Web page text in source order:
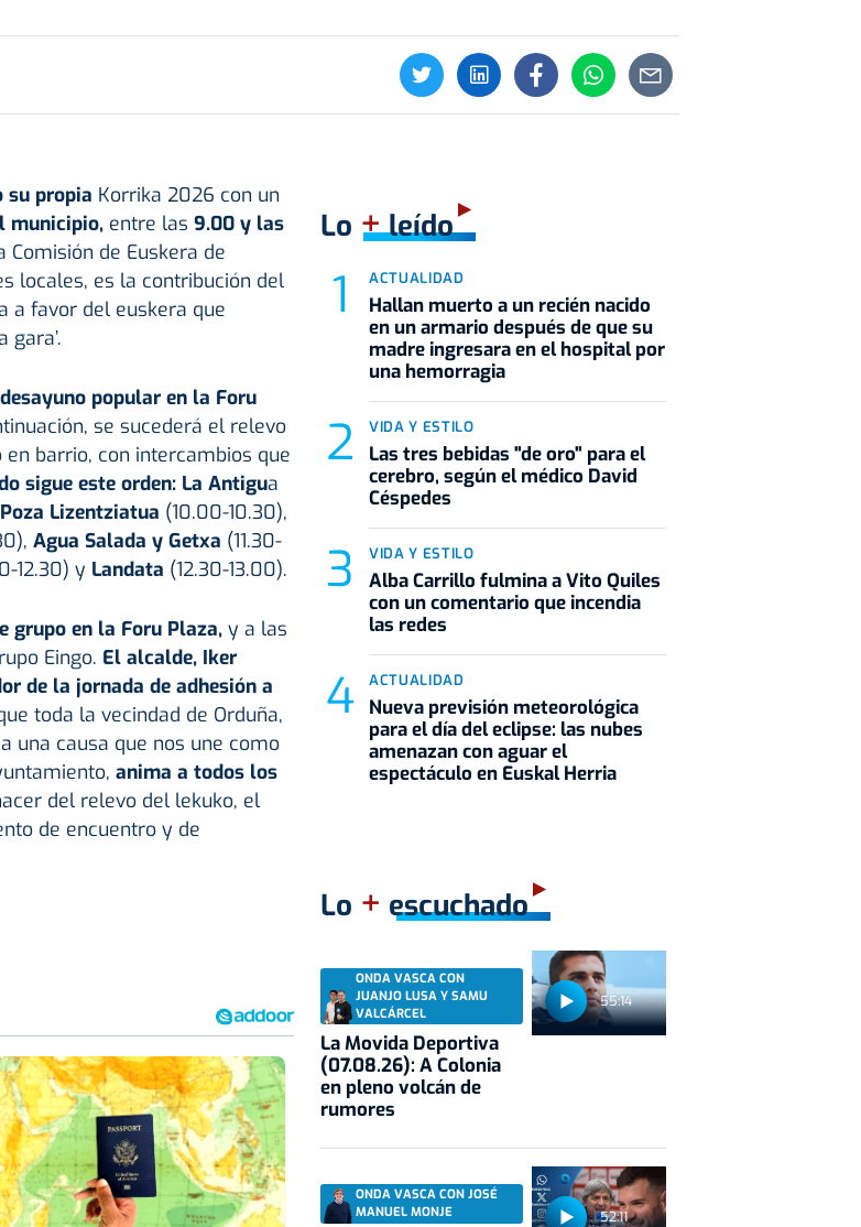
su propia Korrika 2026 con un
municipio, entre las 9.00 y las
de Euskera de
locales, es la contribución del
a favor del euskera que
desayuno popular en la Foru
se sucederá el relevo
barrio, con intercambios que
sigue este orden: La Antigua
Poza Lizentziatua (10.00-10.30),
Agua Salada y Getxa (11.30-
12.30) y Landata (12.30-13.00).
en la Foru Plaza,y a las
Eingo. El alcalde, Iker
de la jornada de adhesión a
toda la vecindad de Orduña,
una causa que nos une como
anima a todos los
del relevo del lekuko, el
de encuentro y de
Lo +leído
ACTUALIDAD
Hallan muerto a un recién nacido
en un armario después de que su
madre ingresara en el hospital por
una hemorragia
VIDA Y ESTILO
Las tres bebidas "de oro" para el
cerebro, según el médico David
Céspedes
VIDA Y ESTILO
Alba Carrillo fulmina a Vito Quiles
con un comentario que incendia
las redes
ACTUALIDAD
Nueva previsión meteorológica
para el día del eclipse: las nubes
amenazan con aguar el
espectáculo en Euskal Herria
Lo + escuchado
55:14
ONDA VASCA CON
JUANJO LUSA Y SAMU
VALCÁRCEL
La Movida Deportiva
(07.08.26): A Colonia
en pleno volcán de
rumores
52:11
ONDA VASCA CON JOSÉ
MANUEL MONJE